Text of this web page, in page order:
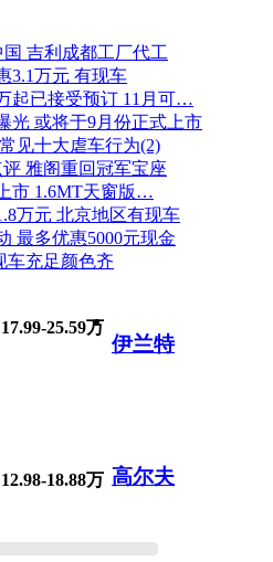
吉利成都工厂代工
3.1万元 有现车
起已接受预订 11月可…
光 或将于9月份正式上市
见十大虐车行为(2)
雅阁重回冠军宝座
市 1.6MT天窗版…
万元 北京地区有现车
最多优惠5000元现金
车充足颜色齐
17.99-25.59万
伊兰特
12.98-18.88万 高尔夫